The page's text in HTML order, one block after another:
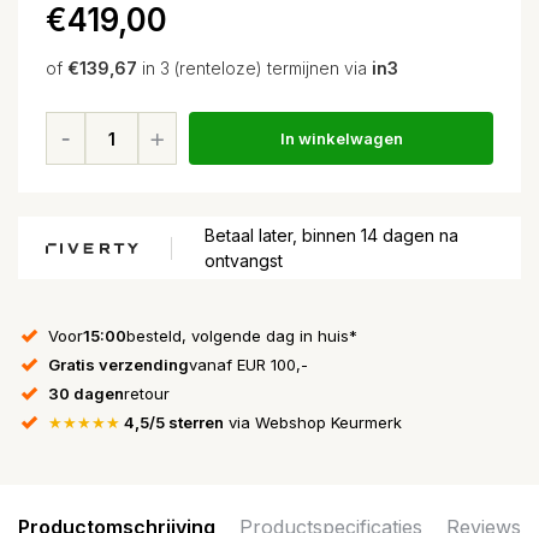
€419,00
of €139,67 in 3 (renteloze) termijnen via in3
In winkelwagen
Betaal later, binnen 14 dagen na
ontvangst
Voor15:00besteld, volgende dag in huis*
Gratis verzendingvanaf EUR 100,-
30 dagenretour
★★★★★ 4,5/5 sterren via Webshop Keurmerk
Productomschrijving Productspecificaties Reviews